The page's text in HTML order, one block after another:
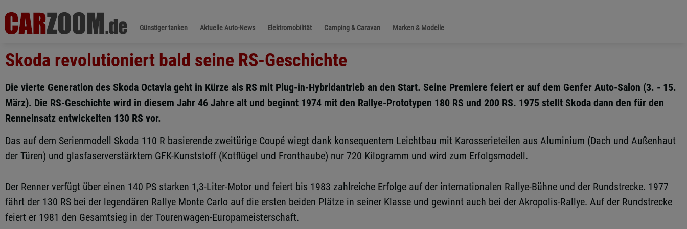
Günstiger tanken Aktuelle Auto-News Elektromobilität Camping & Caravan Marken & Modelle
Skoda revolutioniert bald seine RS-Geschichte
Die vierte Generation des Skoda Octavia geht in Kürze als RS mit Plug-in-Hybridantrieb an den Start. Seine Premiere feiert er auf dem Genfer Auto-Salon (3. - 15.
März). Die RS-Geschichte wird in diesem Jahr 46 Jahre alt und beginnt 1974 mit den Rallye-Prototypen 180 RS und 200 RS. 1975 stellt Skoda dann den für den
Renneinsatz entwickelten 130 RS vor.
Das auf dem Serienmodell Skoda 110 R basierende zweitürige Coupé wiegt dank konsequentem Leichtbau mit Karosserieteilen aus Aluminium (Dach und Außenhaut
der Türen) und glasfaserverstärktem GFK-Kunststoff (Kotflügel und Fronthaube) nur 720 Kilogramm und wird zum Erfolgsmodell.
Der Renner verfügt über einen 140 PS starken 1,3-Liter-Motor und feiert bis 1983 zahlreiche Erfolge auf der internationalen Rallye-Bühne und der Rundstrecke. 1977
fährt der 130 RS bei der legendären Rallye Monte Carlo auf die ersten beiden Plätze in seiner Klasse und gewinnt auch bei der Akropolis-Rallye. Auf der Rundstrecke
feiert er 1981 den Gesamtsieg in der Tourenwagen-Europameisterschaft.